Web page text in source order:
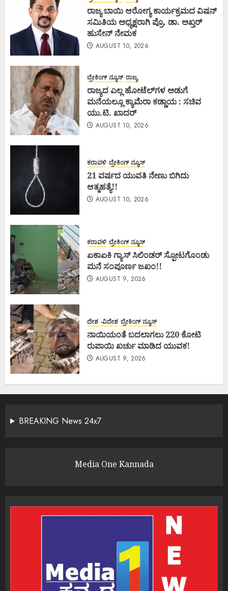
ರಾಜ್ಯ ಬಾಯಿ ಆರೋಗ್ಯ ಕಾರ್ಯಕ್ರಮದ ವಿಷನ್
ಸಮಿತಿಯ ಅಧ್ಯಕ್ಷರಾಗಿ ಪ್ರೊ. ಡಾ. ಅಖ್ತರ್
ಹುಸೇನ್ ನೇಮಕ
AUGUST 10, 2026
ಬ್ರೇಕಿಂಗ್ ನ್ಯೂಸ್ ರಾಜ್ಯ
ರಾಜ್ಯದ ಎಲ್ಲ ಹೋಟೆಲ್‌ಗಳ ಅಡುಗೆ
ಮನೆಯಲ್ಲೂ ಕ್ಯಾಮೆರಾ ಕಡ್ಡಾಯ : ಸಚಿವ
ಯು.ಟಿ. ಖಾದರ್
AUGUST 10, 2026
ಕರಾವಳಿ ಬ್ರೇಕಿಂಗ್ ನ್ಯೂಸ್
21 ವರ್ಷದ ಯುವತಿ ನೇಣು ಬಿಗಿದು
ಆತ್ಮಹತ್ಯೆ!!
AUGUST 10, 2026
ಕರಾವಳಿ ಬ್ರೇಕಿಂಗ್ ನ್ಯೂಸ್
ಏಕಾಏಕಿ ಗ್ಯಾಸ್ ಸಿಲಿಂಡರ್ ಸ್ಪೋಟಗೊಂಡು
ಮನೆ ಸಂಪೂರ್ಣ ಜಖಂ!!
AUGUST 9, 2026
ದೇಶ -ವಿದೇಶ ಬ್ರೇಕಿಂಗ್ ನ್ಯೂಸ್
ನಾಯಿಯಂತೆ ಬದಲಾಗಲು 220 ಕೋಟಿ
ರುಪಾಯಿ ಖರ್ಚು ಮಾಡಿದ ಯುವಕ!
AUGUST 9, 2026
BREAKING News 24x7
Media One Kannada